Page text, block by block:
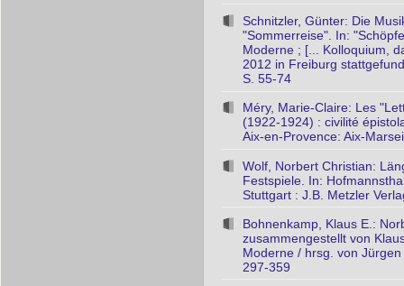
Schnitzler, Günter: Die
"Sommerreise". In:
Moderne ; [... Kolloquium,
2012 in Freiburg
S. 55-74
Méry, Marie-Claire: Les
(1922-1924) : civilité
Aix-en-Provence: Aix-
Wolf, Norbert Christian:
Festspiele. In:
Stuttgart : J.B. Metzler
Bohnenkamp, Klaus E.:
zusammengestellt von
Moderne / hrsg. von
297-359